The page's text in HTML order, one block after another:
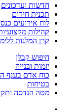
חדשות ועדכונים
תכנית חירום
לוח אירועים
קהילות
קרן המלגות
חיפוש קבלן
יזמות ובנייה
כוח אדם בענף
בטיחות
מטה הנדסה